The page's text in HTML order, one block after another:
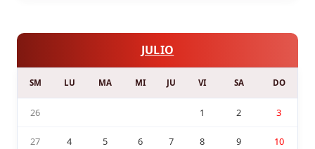
JULIO
SM LU MA MI JU VI SA DO
26 1 2 3
27 4 5 6 7 8 9 10